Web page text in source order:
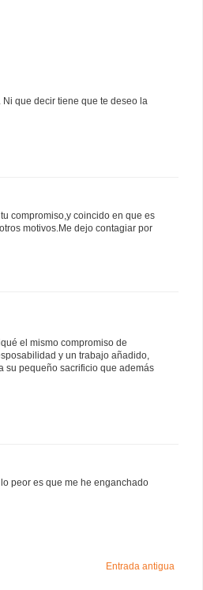
que decir tiene que te deseo la
compromiso,y coincido en que es
motivos.Me dejo contagiar por
el mismo compromiso de
y un trabajo añadido,
su pequeño sacrificio que además
peor es que me he enganchado
Entrada antigua